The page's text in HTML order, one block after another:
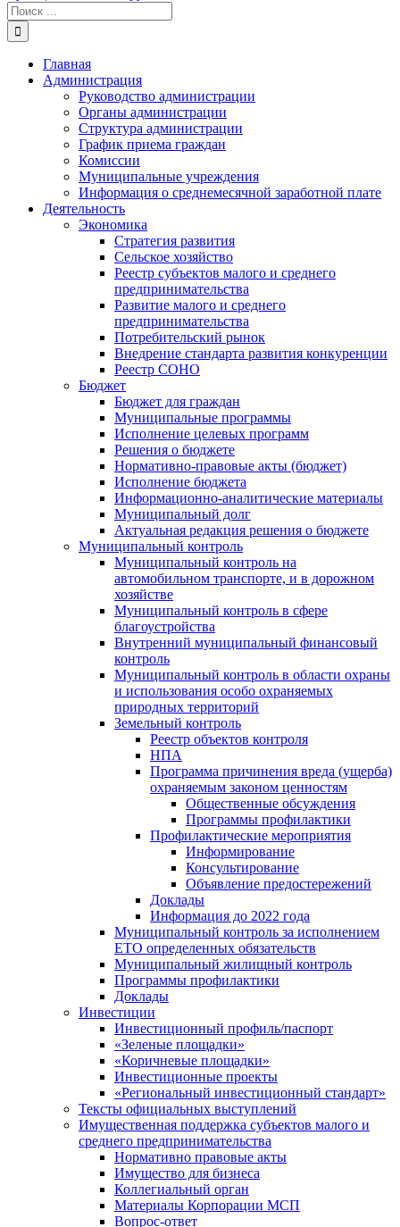
Результат
поиска:
Главная
Администрация
Руководство администрации
Органы администрации
Структура администрации
График приема граждан
Комиссии
Муниципальные учреждения
Информация о среднемесячной заработной плате
Деятельность
Экономика
Стратегия развития
Сельское хозяйство
Реестр субъектов малого и среднего
предпринимательства
Развитие малого и среднего
предпринимательства
Потребительский рынок
Внедрение стандарта развития конкуренции
Реестр СОНО
Бюджет
Бюджет для граждан
Муниципальные программы
Исполнение целевых программ
Решения о бюджете
Нормативно-правовые акты (бюджет)
Исполнение бюджета
Информационно-аналитические материалы
Муниципальный долг
Актуальная редакция решения о бюджете
Муниципальный контроль
Муниципальный контроль на
автомобильном транспорте, и в дорожном
хозяйстве
Муниципальный контроль в сфере
благоустройства
Внутренний муниципальный финансовый
контроль
Муниципальный контроль в области охраны
и использования особо охраняемых
природных территорий
Земельный контроль
Реестр объектов контроля
НПА
Программа причинения вреда (ущерба)
охраняемым законом ценностям
Общественные обсуждения
Программы профилактики
Профилактические мероприятия
Информирование
Консультирование
Объявление предостережений
Доклады
Информация до 2022 года
Муниципальный контроль за исполнением
ЕТО определенных обязательств
Муниципальный жилищный контроль
Программы профилактики
Доклады
Инвестиции
Инвестиционный профиль/паспорт
«Зеленые площадки»
«Коричневые площадки»
Инвестиционные проекты
«Региональный инвестиционный стандарт»
Тексты официальных выступлений
Имущественная поддержка субъектов малого и
среднего предпринимательства
Нормативно правовые акты
Имущество для бизнеса
Коллегиальный орган
Материалы Корпорации МСП
Вопрос-ответ